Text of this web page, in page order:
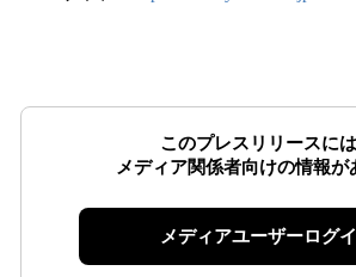
このプレスリリースには
メディア関係者向けの情報が
メディアユーザーログ